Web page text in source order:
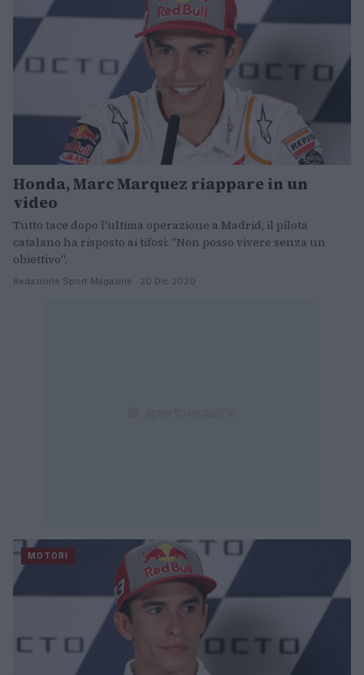
Honda, Marc Marquez riappare in un
video
Tutto tace dopo l'ultima operazione a Madrid, il pilota
catalano ha risposto ai tifosi: "Non posso vivere senza un
obiettivo".
Redazione Sport Magazine · 20 Dic 2020
MOTORI